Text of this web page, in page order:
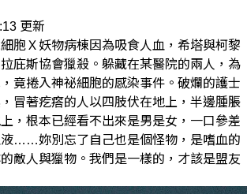
更新
胞Ｘ妖物病棟因為吸食人血，希塔與柯黎
庇斯協會獵殺。躲藏在某醫院的兩人，為
竟捲入神祕細胞的感染事件。破爛的護士
冒著疙瘩的人以四肢伏在地上，半邊腫脹
，根本已經看不出來是男是女，一口參差
……妳別忘了自己也是個怪物，是嗜血的
敵人與獵物。我們是一樣的，才該是盟友